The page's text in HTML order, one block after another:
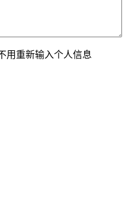
用重新输入个人信息